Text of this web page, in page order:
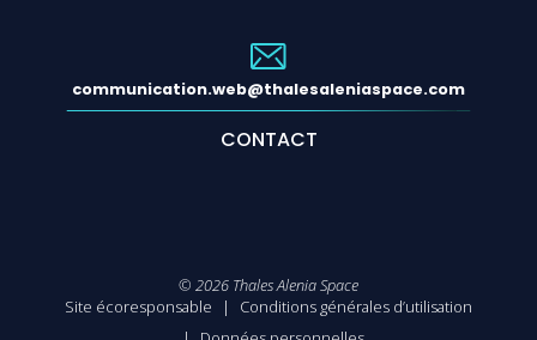
communication.web@thalesaleniaspace.com
CONTACT
© 2026 Thales Alenia Space
Site écoresponsable
Conditions générales d’utilisation